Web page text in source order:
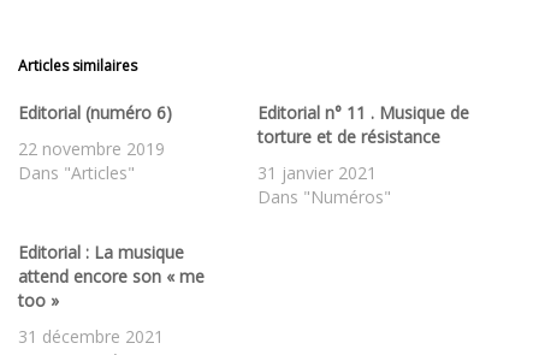
Articles similaires
Editorial (numéro 6)
22 novembre 2019
Dans "Articles"
Editorial n° 11 . Musique de
torture et de résistance
31 janvier 2021
Dans "Numéros"
Editorial : La musique
attend encore son « me
too »
31 décembre 2021